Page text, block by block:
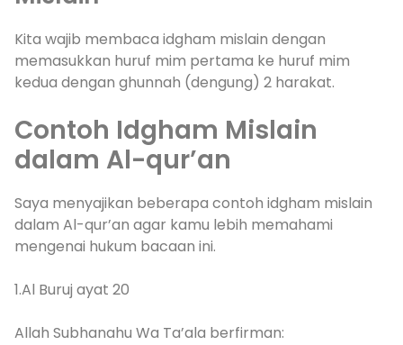
Kita wajib membaca idgham mislain dengan
memasukkan huruf mim pertama ke huruf mim
kedua dengan ghunnah (dengung) 2 harakat.
Contoh Idgham Mislain
dalam Al-qur’an
Saya menyajikan beberapa contoh idgham mislain
dalam Al-qur’an agar kamu lebih memahami
mengenai hukum bacaan ini.
1.Al Buruj ayat 20
Allah Subhanahu Wa Ta’ala berfirman: